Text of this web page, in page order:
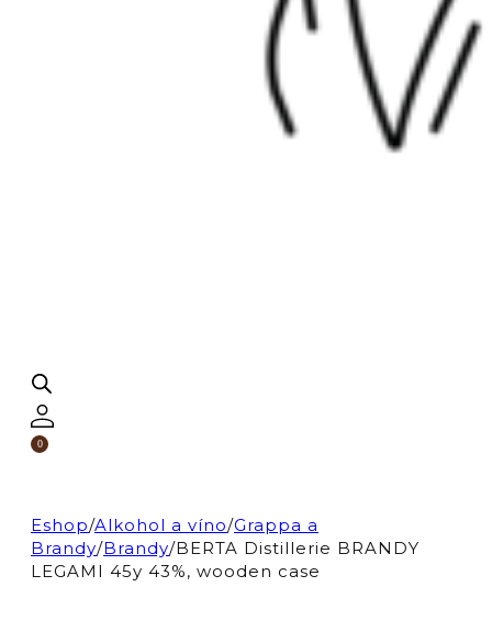
0
Eshop/Alkohol a víno/Grappa a
Brandy/Brandy/BERTA Distillerie BRANDY
LEGAMI 45y 43%, wooden case